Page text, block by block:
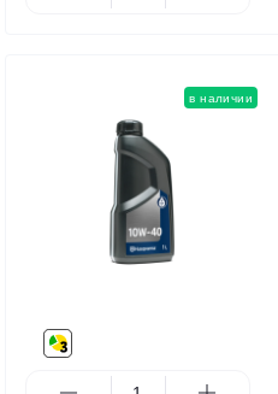
в наличии